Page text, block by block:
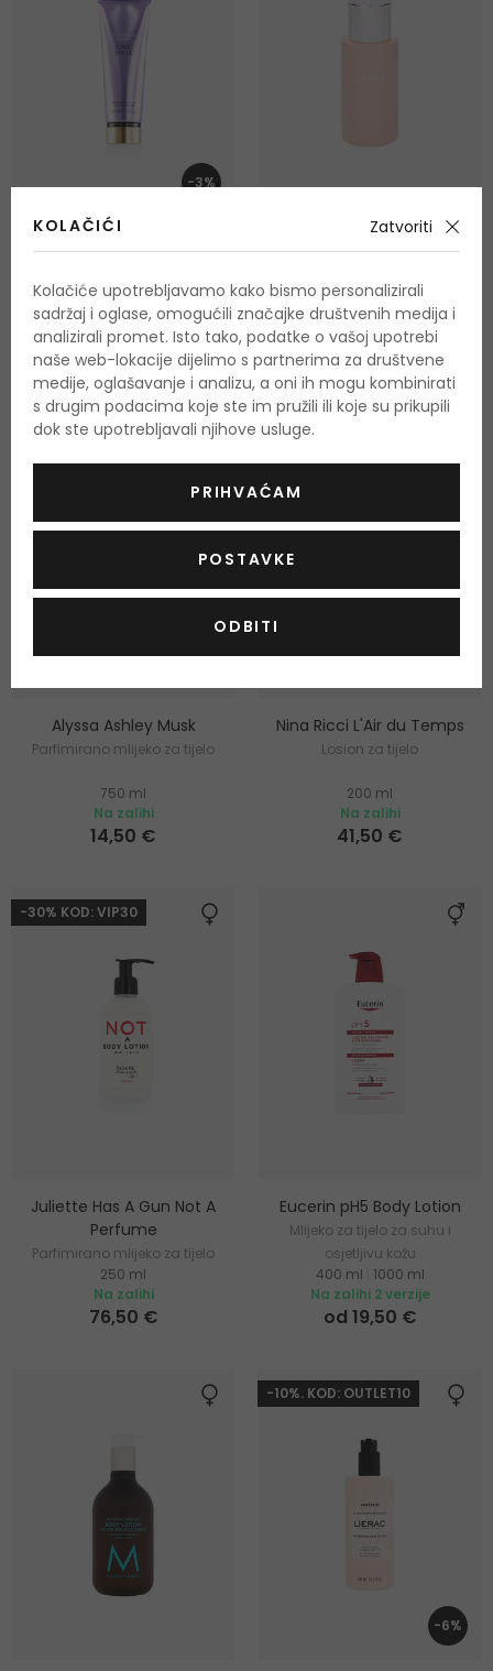
-3%
Losion za tijelo
236 ml
Na zalihi 3 verzije
od 13,50 €
Mirisno mlijeko za tijelo
200 ml
Na zalihi
34,50 €
-10%. KOD: OUTLET10
Alyssa Ashley Musk
Parfimirano mlijeko za tijelo
750 ml
Na zalihi
14,50 €
Nina Ricci L'Air du Temps
Losion za tijelo
200 ml
Na zalihi
41,50 €
-30% KOD: VIP30
Juliette Has A Gun Not A
Perfume
Parfimirano mlijeko za tijelo
250 ml
Na zalihi
76,50 €
Eucerin pH5 Body Lotion
Mlijeko za tijelo za suhu i
osjetljivu kožu
400 ml
1000 ml
Na zalihi 2 verzije
od 19,50 €
-10%. KOD: OUTLET10
-6%
KOLAČIĆI Zatvoriti
Kolačiće upotrebljavamo kako bismo personalizirali
sadržaj i oglase, omogućili značajke društvenih medija i
analizirali promet. Isto tako, podatke o vašoj upotrebi
naše web-lokacije dijelimo s partnerima za društvene
medije, oglašavanje i analizu, a oni ih mogu kombinirati
s drugim podacima koje ste im pružili ili koje su prikupili
dok ste upotrebljavali njihove usluge.
PRIHVAĆAM
POSTAVKE
ODBITI